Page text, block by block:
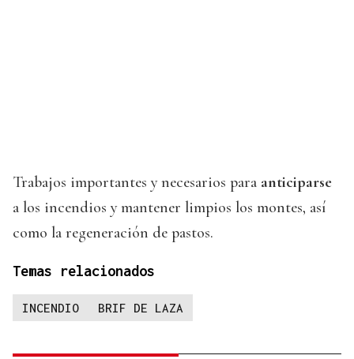
Trabajos importantes y necesarios para anticiparse
a los incendios y mantener limpios los montes, así
como la regeneración de pastos.
Temas relacionados
INCENDIO BRIF DE LAZA